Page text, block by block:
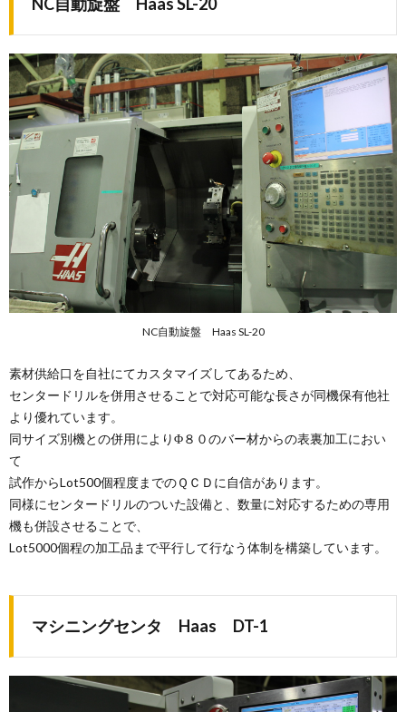
NC自動旋盤 Haas SL-20
素材供給口を自社にてカスタマイズしてあるため、
センタードリルを併用させることで対応可能な長さが同機保有他社
より優れています。
同サイズ別機との併用によりΦ８０のバー材からの表裏加工におい
て
試作からLot500個程度までのＱＣＤに自信があります。
同様にセンタードリルのついた設備と、数量に対応するための専用
機も併設させることで、
Lot5000個程の加工品まで平行して行なう体制を構築しています。
マシニングセンタ Haas DT-1